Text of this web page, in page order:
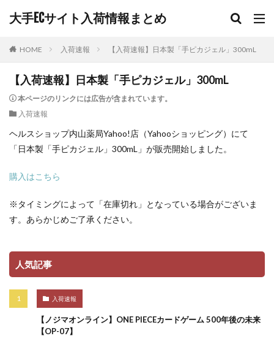
大手ECサイト入荷情報まとめ
HOME 入荷速報 【入荷速報】日本製「手ピカジェル」300mL
【入荷速報】日本製「手ピカジェル」300mL
本ページのリンクには広告が含まれています。
入荷速報
ヘルスショップ内山薬局Yahoo!店（Yahooショッピング）にて
「日本製「手ピカジェル」300mL」が販売開始しました。
購入はこちら
※タイミングによって「在庫切れ」となっている場合がございま
す。あらかじめご了承ください。
人気記事
入荷速報
【ノジマオンライン】ONE PIECEカードゲーム 500年後の未来
【OP-07】